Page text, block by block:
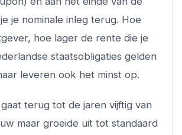
je nominale inleg terug. Hoe
hoe lager de rente die je
staatsobligaties gelden
leveren ook het minst op.
terug tot de jaren vijftig van
maar groeide uit tot standaard